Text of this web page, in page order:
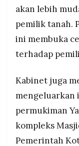
RESOLUSI
MEDIA
2026
RESOLUSI
MEDIA
PRAMUDITA
akan lebih
pemilik tanah.
ini membuka
terhadap
Kabinet juga
mengeluarkan
permukiman
kompleks
Pemerintah